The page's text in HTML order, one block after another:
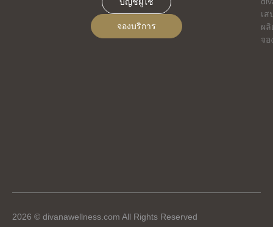
บัญชีผู้ใช้
จองบริการ
เส
ผ
จ
2026 © divanawellness.com All Rights Reserved